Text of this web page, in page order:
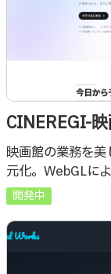
CINEREGI-
映画館の業務を
元化。WebGLに
場のあらゆる運営
プラットフォーム
開発中